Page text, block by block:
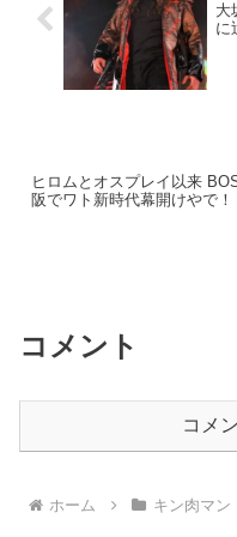
大
に
ヒロムとオスプレイ以来
阪でワト新時代幕開けやで！
コメント
コメ
ホーム キン肉マン